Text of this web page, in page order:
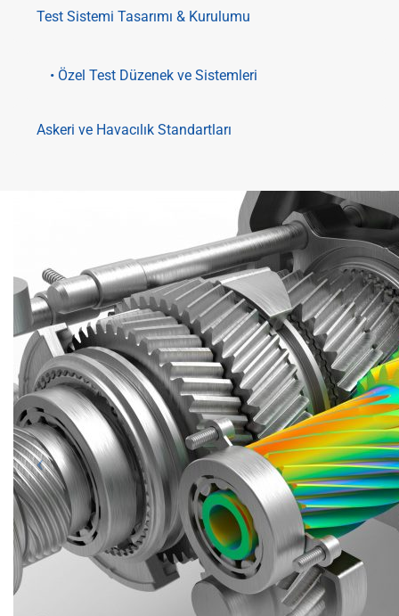
Test Sistemi Tasarımı & Kurulumu
• Özel Test Düzenek ve Sistemleri
Askeri ve Havacılık Standartları